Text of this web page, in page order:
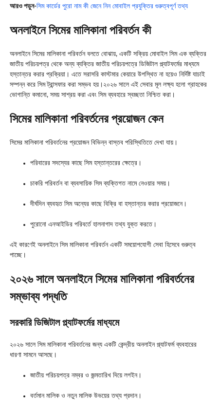
আরও পড়ুন-সিম কার্ডের পুরো নাম কী জেনে নিন মোবাইল প্রযুক্তির গুরুত্বপূর্ণ তথ্য
অনলাইনে সিমের মালিকানা পরিবর্তন কী
অনলাইনে সিমের মালিকানা পরিবর্তন বলতে বোঝায়, একটি সক্রিয় মোবাইল সিম এক ব্যক্তির
জাতীয় পরিচয়পত্র থেকে অন্য ব্যক্তির জাতীয় পরিচয়পত্রে ডিজিটাল প্ল্যাটফর্মের মাধ্যমে
হস্তান্তর করার প্রক্রিয়া। এতে সরাসরি কাস্টমার কেয়ারে উপস্থিত না হয়েও নির্দিষ্ট যাচাই
সম্পন্ন করে সিম ট্রান্সফার করা সম্ভব হয়।২০২৬ সালে এই সেবার মূল লক্ষ্য হলো গ্রাহকের
ভোগান্তি কমানো, সময় সাশ্রয় করা এবং সিম ব্যবহারে স্বচ্ছতা নিশ্চিত করা।
সিমের মালিকানা পরিবর্তনের প্রয়োজন কেন
সিমের মালিকানা পরিবর্তনের প্রয়োজন বিভিন্ন বাস্তব পরিস্থিতিতে দেখা যায়।
পরিবারের সদস্যের কাছে সিম হস্তান্তরের ক্ষেত্রে।
চাকরি পরিবর্তন বা ব্যবসায়িক সিম ব্যক্তিগত নামে নেওয়ার সময়।
দীর্ঘদিন ব্যবহৃত সিম অন্যের কাছে বিক্রি বা হস্তান্তর করার প্রয়োজনে।
পুরোনো এনআইডির পরিবর্তে হালনাগাদ তথ্য যুক্ত করতে।
এই কারণেই অনলাইনে সিম মালিকানা পরিবর্তন একটি সময়োপযোগী সেবা হিসেবে গুরুত্ব
পাচ্ছে।
২০২৬ সালে অনলাইনে সিমের মালিকানা পরিবর্তনের
সম্ভাব্য পদ্ধতি
সরকারি ডিজিটাল প্ল্যাটফর্মের মাধ্যমে
২০২৬ সালে সিম মালিকানা পরিবর্তনের জন্য একটি কেন্দ্রীয় অনলাইন প্ল্যাটফর্ম ব্যবহারের
ধারণা সামনে আসছে।
জাতীয় পরিচয়পত্র নম্বর ও জন্মতারিখ দিয়ে লগইন।
বর্তমান মালিক ও নতুন মালিক উভয়ের তথ্য প্রদান।